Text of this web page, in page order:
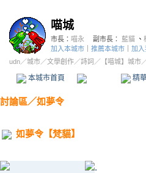
喵城
市長： 喵永 副市長： 藍貓 、
加入本城市
推薦本城市 加入
udn／城市／文學創作／詩詞 ／ 【喵城】城市
本城市首頁 精
討論區／如夢令
如夢令【梵貓】
.